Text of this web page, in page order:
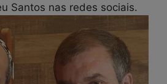
Santos nas redes sociais.